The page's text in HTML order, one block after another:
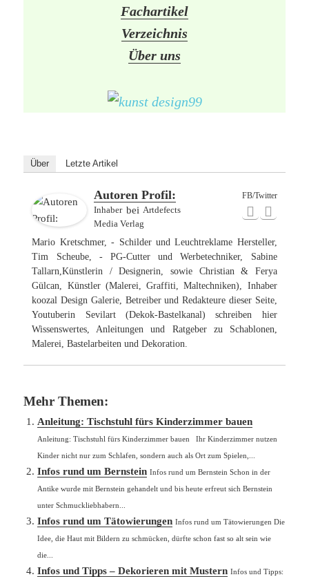
Fachartikel
Verzeichnis
Über uns
Über Letzte Artikel
FB/Twitter
Autoren Profil:
Inhaberbei Artdefects
Media Verlag
Mario Kretschmer, - Schilder und Leuchtreklame Hersteller,
Tim Scheube, - PG-Cutter und Werbetechniker, Sabine
Tallarn,Künstlerin / Designerin, sowie Christian & Ferya
Gülcan, Künstler (Malerei, Graffiti, Maltechniken), Inhaber
koozal Design Galerie, Betreiber und Redakteure dieser Seite,
Youtuberin Sevilart (Dekok-Bastelkanal) schreiben hier
Wissenswertes, Anleitungen und Ratgeber zu Schablonen,
Malerei, Bastelarbeiten und Dekoration.
Mehr Themen:
Anleitung: Tischstuhl fürs Kinderzimmer bauen
Anleitung: Tischstuhl fürs Kinderzimmer bauen Ihr Kinderzimmer nutzen
Kinder nicht nur zum Schlafen, sondern auch als Ort zum Spielen,...
Infos rund um Bernstein Infos rund um Bernstein Schon in der
Antike wurde mit Bernstein gehandelt und bis heute erfreut sich Bernstein
unter Schmuckliebhabern...
Infos rund um Tätowierungen Infos rund um Tätowierungen Die
Idee, die Haut mit Bildern zu schmücken, dürfte schon fast so alt sein wie
die...
Infos und Tipps – Dekorieren mit Mustern Infos und Tipps: